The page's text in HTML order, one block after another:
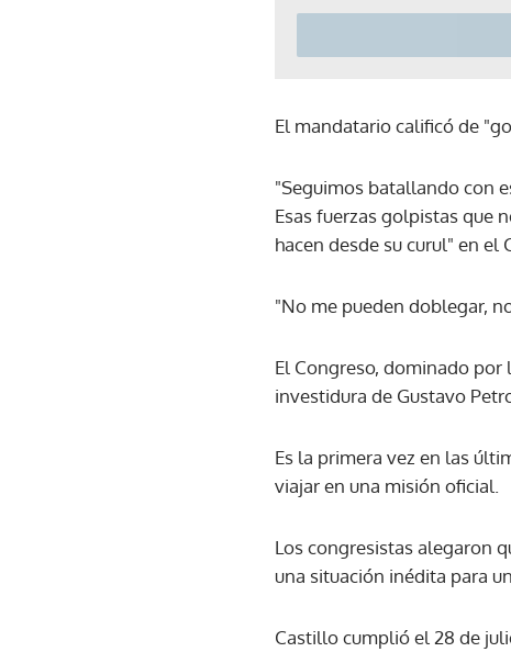
El mandatario calificó de
"Seguimos batallando con
Esas fuerzas golpistas que
hacen desde su curul" en el
"No me pueden doblegar,
El Congreso, dominado por
investidura de Gustavo
Es la primera vez en las
viajar en una misión oficial.
Los congresistas alegaron
una situación inédita para
Castillo cumplió el 28 de